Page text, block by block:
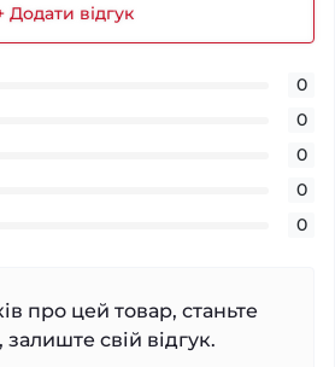
Додати відгук
0
0
0
0
0
про цей товар, станьте
свій відгук.